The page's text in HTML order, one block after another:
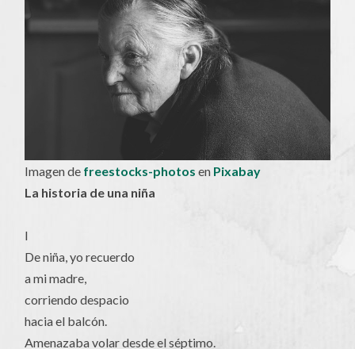
Imagen de freestocks-photos en Pixabay
La historia de una niña
I
De niña, yo recuerdo
a mi madre,
corriendo despacio
hacia el balcón.
Amenazaba volar desde el séptimo.